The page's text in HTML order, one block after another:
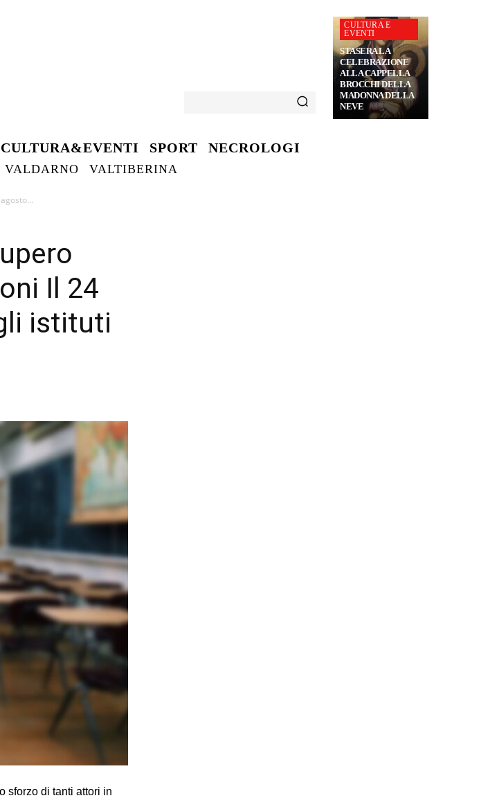
CULTURA E
EVENTI
STASERA LA
CELEBRAZIONE
ALLA CAPPELLA
BROCCHI DELLA
MADONNA DELLA
NEVE
CULTURA&EVENTI SPORT NECROLOGI
VALDARNO VALTIBERINA
Il 24
istituti
sforzo di tanti attori in